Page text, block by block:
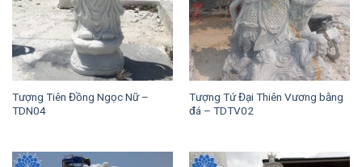
Tượng Tiên Đồng Ngọc Nữ –
TDN04
Tượng Tứ Đại Thiên Vương bằng
đá – TDTV02